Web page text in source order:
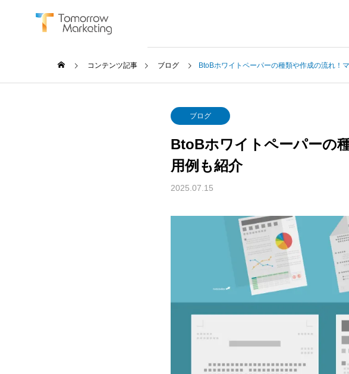
BtoB Marketing
BtoBマーケティング支援
コンテンツ記事 ブログ BtoBホワイトペーパーの種類や作成の流れ！
ブログ
BtoBホワイトペーパーの
用例も紹介
2025.07.15